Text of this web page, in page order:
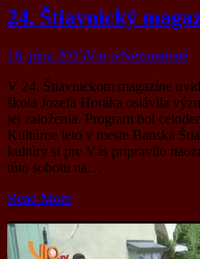
24. Štiavnický
16. júna 2023Vio tvNezaradené
V 24. Štiavnickom magazíne
škola Jozefa Horáka oslávila
jej založenia. Program bol
Kultúrne leto v meste Banská
kultúry si pre Vás pripravilo
túto sobotu na…
Read More